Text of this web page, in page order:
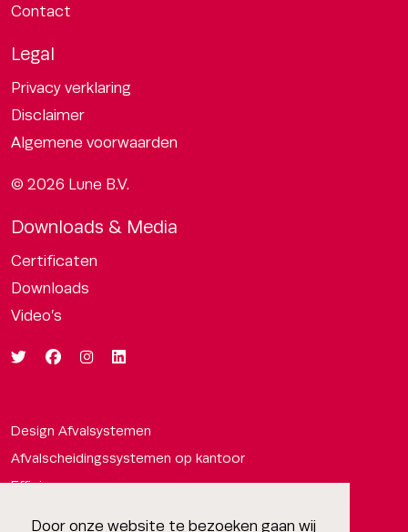
Door onze website te bezoeken gaan wij
Contact
Legal
Privacy verklaring
Disclaimer
Algemene voorwaarden
© 2026 Lune B.V.
Downloads & Media
Certificaten
Downloads
Video’s
Design Afvalsystemen
Afvalscheidingssystemen op kantoor
Efficiency